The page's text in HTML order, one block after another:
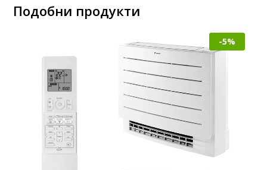
1
2,392.00
1
2,151.40
лв..
Подобни продукти
-5%